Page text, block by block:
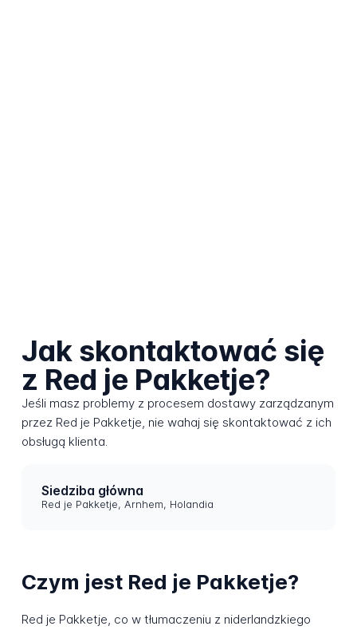
Jak skontaktować się
z Red je Pakketje?
Jeśli masz problemy z procesem dostawy zarządzanym
przez Red je Pakketje, nie wahaj się skontaktować z ich
obsługą klienta.
Siedziba główna
Red je Pakketje, Arnhem, Holandia
Czym jest Red je Pakketje?
Red je Pakketje, co w tłumaczeniu z niderlandzkiego